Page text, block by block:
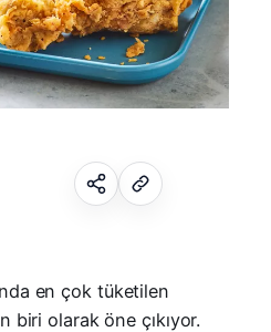
en çok tüketilen
biri olarak öne çıkıyor.